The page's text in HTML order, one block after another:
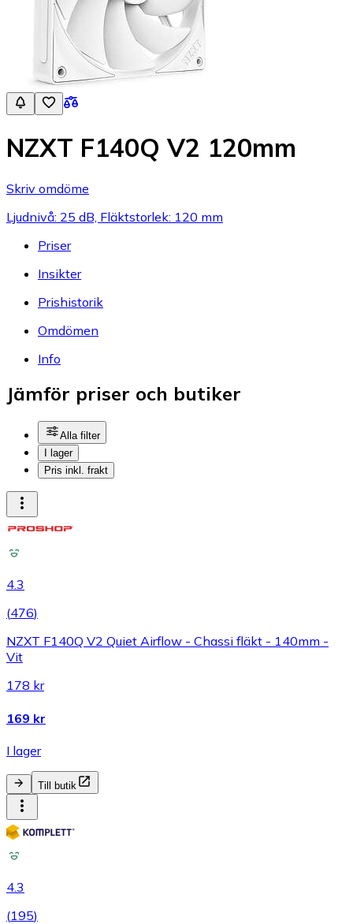
NZXT F140Q V2 120mm
Skriv omdöme
Ljudnivå: 25 dB, Fläktstorlek: 120 mm
Priser
Insikter
Prishistorik
Omdömen
Info
Jämför priser och butiker
Alla filter
I lager
Pris inkl. frakt
4.3
(476)
NZXT F140Q V2 Quiet Airflow - Chassi fläkt - 140mm -
Vit
178 kr
169 kr
I lager
Till butik
4.3
(195)